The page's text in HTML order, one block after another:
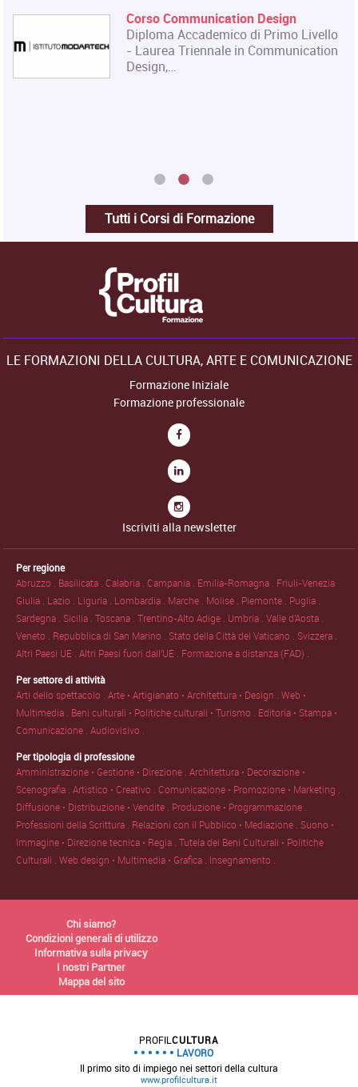
Corso Communication Design
Diploma Accademico di Primo Livello
- Laurea Triennale in Communication
Design,…
Tutti i Corsi di Formazione
LE FORMAZIONI DELLA CULTURA, ARTE E COMUNICAZIONE
Formazione Iniziale
Formazione professionale
Iscriviti alla newsletter
Per regione
Abruzzo . Basilicata .Calabria .Campania . Emilia-Romagna . Friuli-Venezia
Giulia . Lazio . Liguria . Lombardia . Marche . Molise . Piemonte . Puglia .
Sardegna . Sicilia .Toscana .Trentino-Alto Adige . Umbria .Valle d'Aosta .
Veneto . Repubblica di San Marino . Stato della Città del Vaticano . Svizzera .
Altri Paesi UE .Altri Paesi fuori dall'UE . Formazione a distanza (FAD) .
Per settore di attività
Arti dello spettacolo .Arte • Artigianato • Architettura • Design .Web •
Multimedia . Beni culturali • Politiche culturali • Turismo . Editoria • Stampa •
Comunicazione .Audiovisivo .
Per tipologia di professione
Amministrazione • Gestione • Direzione .Architettura • Decorazione •
Scenografia .Artistico • Creativo .Comunicazione • Promozione • Marketing .
Diffusione • Distribuzione • Vendite . Produzione • Programmazione .
Professioni della Scrittura . Relazioni con il Pubblico • Mediazione . Suono •
Immagine • Direzione tecnica • Regia .Tutela dei Beni Culturali • Politiche
Culturali .Web design • Multimedia • Grafica . Insegnamento .
Chi siamo?
Condizioni generali di utilizzo
Informativa sulla privacy
I nostri Partner
Mappa del sito
PROFILCULTURA
LAVORO
Il primo sito di impiego nei settori della cultura
www.profilcultura.it